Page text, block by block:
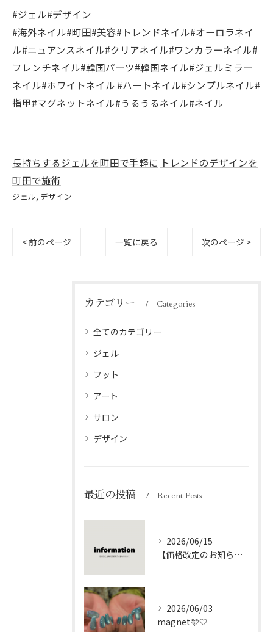
#ジェル#デザイン
#海外ネイル#町田#美容#トレンドネイル#オーロラネイ
ル#ニュアンスネイル#クリアネイル#ワンカラーネイル#
フレンチネイル#韓国パーツ#韓国ネイル#ジェルミラー
ネイル#ホワイトネイル #ハートネイル#シンプルネイル#
指甲#マグネットネイル#うるうるネイル#ネイル
長持ちするジェルを町田で手軽に トレンドのデザインを
町田で施術
ジェル デザイン
< 前のページ 一覧に戻る 次のページ >
カテゴリー Categories
全てのカテゴリー
ジェル
フット
アート
サロン
デザイン
最近の投稿 Recent Posts
2026/06/15
【価格改定のお知らせ】※必ずお読みください。
2026/06/03
magnet🩵🤍